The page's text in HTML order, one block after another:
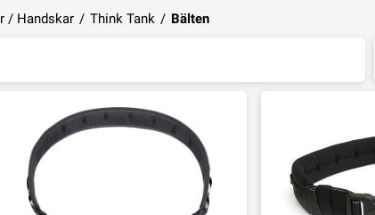
/ Handskar / Think Tank / Bälten